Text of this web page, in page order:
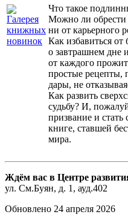
Что такое
Можно ли обрести
ни от карьерного
Как избавиться от
о завтрашнем дне
от каждого
простые рецепты,
дары, не
Как развить
судьбу? И,
призвание и
книге, ставшей
мира.
Ждём вас в Центре
ул. См.Буян, д. 1, ауд.402
Обновлено 24 апреля 2026